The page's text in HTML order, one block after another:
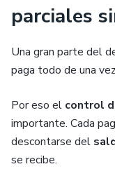
parciales
Una gran parte del
paga todo de una
Por eso el control
importante. Cada
descontarse del
se recibe.